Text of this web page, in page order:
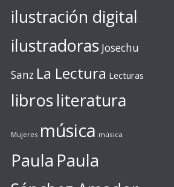
ilustración digital
ilustradoras Josechu
Sanz La Lectura Lecturas
librosliteratura
Mujeres música música
Paula Paula